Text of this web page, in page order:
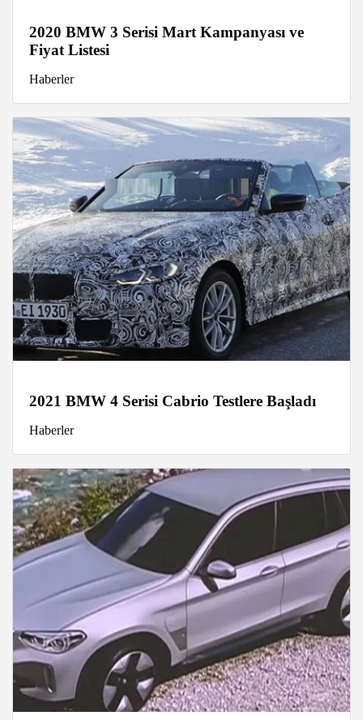
2020 BMW 3 Serisi Mart Kampanyası ve
Fiyat Listesi
Haberler
2021 BMW 4 Serisi Cabrio Testlere Başladı
Haberler